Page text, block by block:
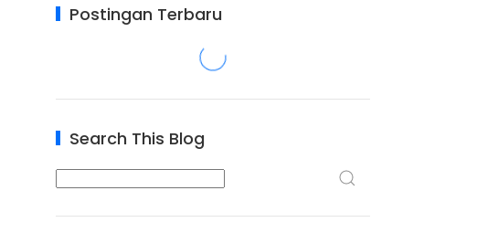
Postingan Terbaru
Search This Blog